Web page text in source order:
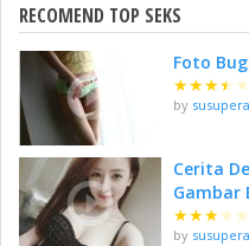
RECOMEND TOP SEKS
Foto
★★★★ ★
by
Cerita
Gambar
★★★★ ★
by